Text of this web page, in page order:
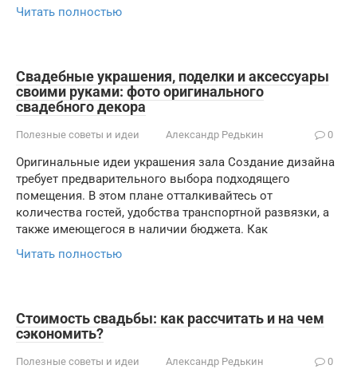
Читать полностью
Свадебные украшения, поделки и аксессуары
своими руками: фото оригинального
свадебного декора
Полезные советы и идеи Александр Редькин 0
Оригинальные идеи украшения зала Создание дизайна
требует предварительного выбора подходящего
помещения. В этом плане отталкивайтесь от
количества гостей, удобства транспортной развязки, а
также имеющегося в наличии бюджета. Как
Читать полностью
Стоимость свадьбы: как рассчитать и на чем
сэкономить?
Полезные советы и идеи Александр Редькин 0